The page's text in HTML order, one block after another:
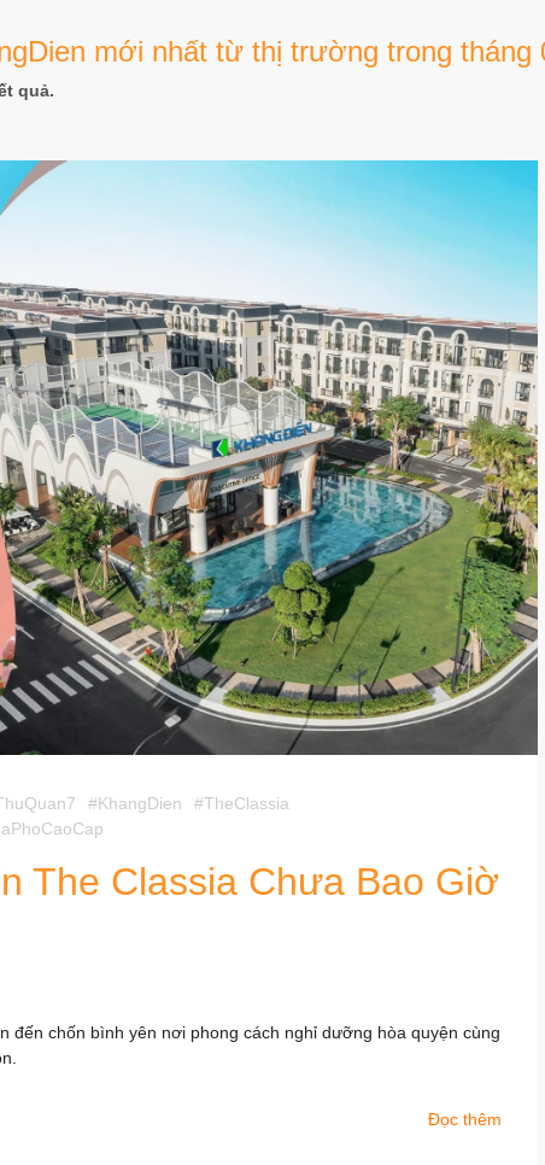
mới nhất từ thị trường trong tháng
quả.
#KhangDien
#TheClassia
The Classia Chưa Bao Giờ
đến chốn bình yên nơi phong cách nghỉ dưỡng hòa quyện cùng
Đọc thêm